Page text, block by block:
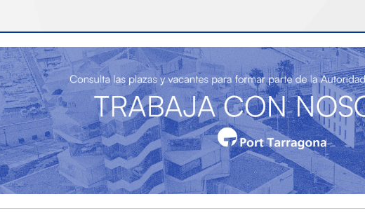
de atención al
Teléfono de contacto
977 259 462
Email de contacto
Enlaces de interés
Partners